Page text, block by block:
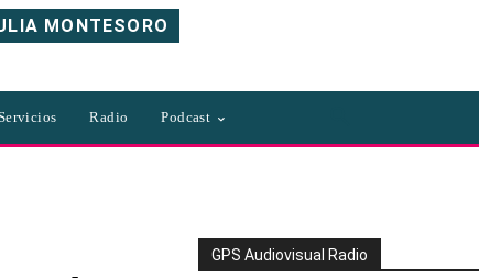
MONTESORO
Radio Podcast
GPS Audiovisual Radio